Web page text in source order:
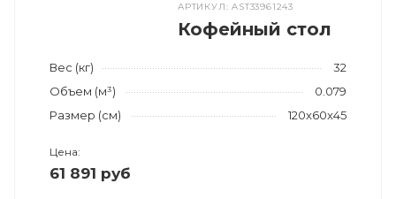
АРТИКУЛ: AST33961243
Кофейный стол
Вес (кг)
32
Объем (м³)
0.079
Размер (см)
120x60x45
Цена:
61 891 руб